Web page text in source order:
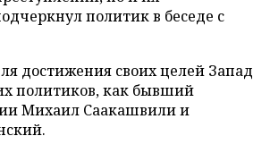
политик в беседе с
достижения своих целей Запад
политиков, как бывший
Михаил Саакашвили и